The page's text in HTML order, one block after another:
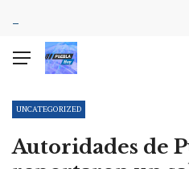
UNCATEGORIZED
Autoridades de